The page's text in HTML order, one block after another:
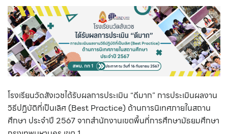
โรงเรียนวัดสังเวชได้รับผลการประเมิน “ดีมาก” การประเมินผลงาน
วิธีปฏิบัติที่เป็นเลิศ (Best Practice) ด้านการนิเทศภายในสถาน
ศึกษา ประจำปี 2567 จากสำนักงานเขตพื้นที่การศึกษามัธยมศึกษา